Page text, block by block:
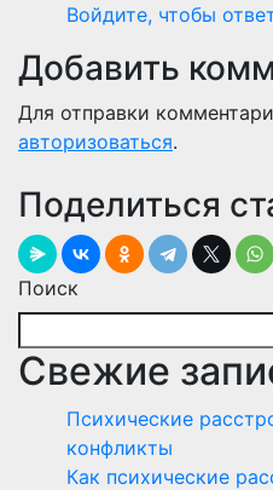
Войдите, чтобы
Добавить
Для отправки
авторизоваться.
Поделиться
Поиск
Свежие
Психические
конфликты
Как психические